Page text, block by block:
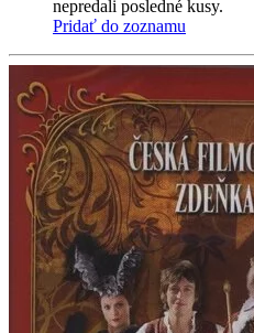
nepredali posledné kusy.
Pridať do zoznamu